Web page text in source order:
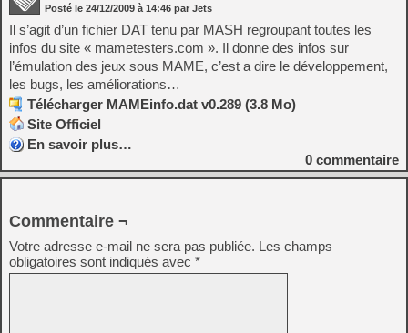
Posté le 24/12/2009 à 14:46 par Jets
Il s’agit d’un fichier DAT tenu par MASH regroupant toutes les
infos du site « mametesters.com ». Il donne des infos sur
l’émulation des jeux sous MAME, c’est a dire le développement,
les bugs, les améliorations…
Télécharger MAMEinfo.dat v0.289 (3.8 Mo)
Site Officiel
En savoir plus…
0 commentaire
Commentaire ¬
Votre adresse e-mail ne sera pas publiée. Les champs
obligatoires sont indiqués avec *